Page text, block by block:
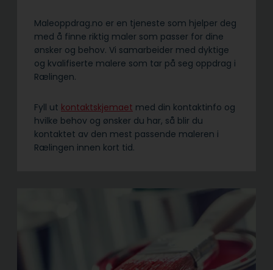
Maleoppdrag.no er en tjeneste som hjelper deg
med å finne riktig maler som passer for dine
ønsker og behov. Vi samarbeider med dyktige
og kvalifiserte malere som tar på seg oppdrag i
Rælingen.
Fyll ut kontaktskjemaet med din kontaktinfo og
hvilke behov og ønsker du har, så blir du
kontaktet av den mest passende maleren i
Rælingen innen kort tid.